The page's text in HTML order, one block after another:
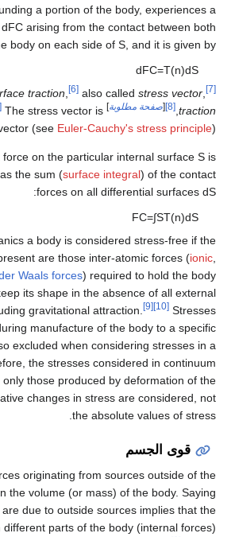
surface areaS , bounding a portion of the
contact forcedFCarising from the
portions of the body on each side of
whereT(n)is thesurface traction, also
or
traction vector.
The stress vector is
a frame-indifferent vector (seeEuler-
The total contact force on the particular
then expressed as the sum (surface
forces on all
:
In continuum mechanics a body is
only forces present are those inter-
metallic , andvan der Waals forces)
together and to keep its shape in the
influences, including gravitational
generated during manufacture of the
configuration are also excluded when
body. Therefore, the stresses
mechanics are only those produced by
body,sc.only relative changes in stress
the
Body forcesare forces originating from
body
that act on the volume (or mass) of
that body forces are due to outside
interaction between different parts of the